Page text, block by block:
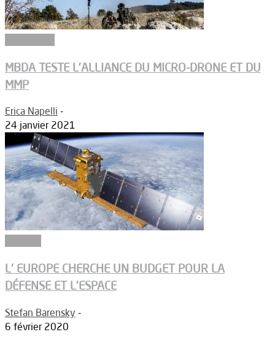
MBDA TESTE L’ALLIANCE DU MICRO-DRONE ET DU
MMP
Erica Napelli -
24 janvier 2021
L’ EUROPE CHERCHE UN BUDGET POUR LA
DÉFENSE ET L’ESPACE
Stefan Barensky -
6 février 2020